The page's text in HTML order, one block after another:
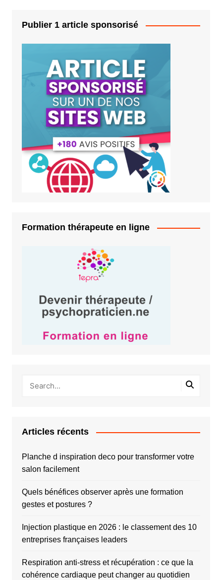
Publier 1 article sponsorisé
Formation thérapeute en ligne
Articles récents
Planche d inspiration deco pour transformer votre
salon facilement
Quels bénéfices observer après une formation
gestes et postures ?
Injection plastique en 2026 : le classement des 10
entreprises françaises leaders
Respiration anti-stress et récupération : ce que la
cohérence cardiaque peut changer au quotidien